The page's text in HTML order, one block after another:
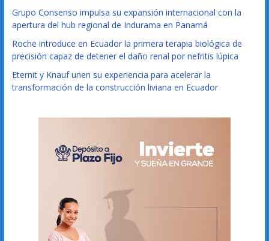
Grupo Consenso impulsa su expansión internacional con la
apertura del hub regional de Indurama en Panamá
Roche introduce en Ecuador la primera terapia biológica de
precisión capaz de detener el daño renal por nefritis lúpica
Eternit y Knauf unen su experiencia para acelerar la
transformación de la construcción liviana en Ecuador